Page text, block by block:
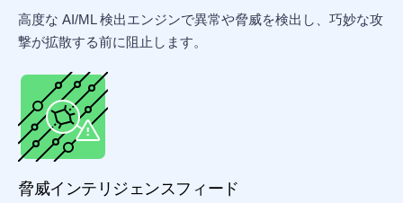
高度な AI/ML 検出エンジンで異常や脅威を検出し、巧妙な攻
撃が拡散する前に阻止します。
脅威インテリジェンスフィード